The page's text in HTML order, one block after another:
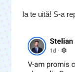
Ia te uită! S-a